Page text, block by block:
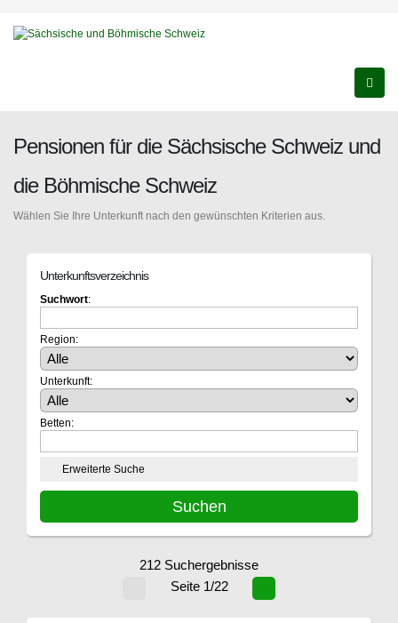
Pensionen für die Sächsische Schweiz und
die Böhmische Schweiz
Wählen Sie Ihre Unterkunft nach den gewünschten Kriterien aus.
Unterkunftsverzeichnis
Suchwort:
Region:
Unterkunft:
Betten:
Erweiterte Suche
212 Suchergebnisse
Seite 1/22